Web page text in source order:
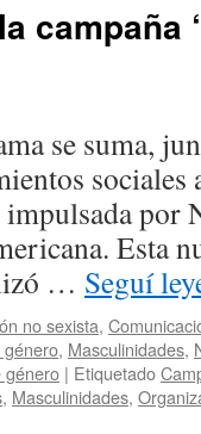
campaña
se suma,
sociales
por
Esta
… Seguí
no sexista,
género, Masculinidades,
género | Etiquetado
, Masculinidades,